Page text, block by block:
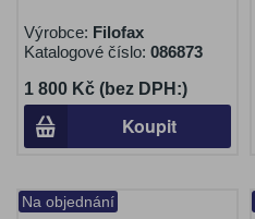
Výrobce: Filofax
Katalogové číslo: 086873
1 800 Kč (bez DPH:)
Koupit
Na objednání